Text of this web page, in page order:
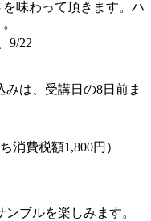
味わって頂きます。ハ
9/22
は、受講日の8日前ま
消費税額1,800円）
ブルを楽しみます。